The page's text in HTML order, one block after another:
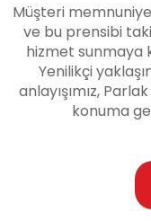
Müşteri
ve bu prensibi
hizmet sunmaya
Yenilikçi
anlayışımız,
konuma